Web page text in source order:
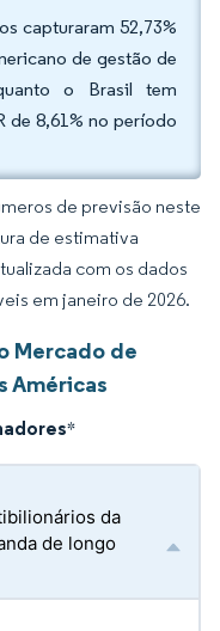
capturaram 52,73%
de gestão de
o Brasil tem
de 8,61% no período
de previsão neste
de estimativa
com os dados
em janeiro de 2026.
Mercado de
Américas
*
da
de longo